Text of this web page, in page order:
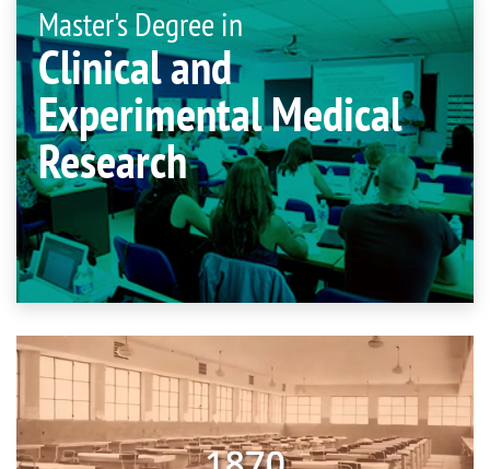
Master's Degree in
Clinical and
Experimental Medical
Research